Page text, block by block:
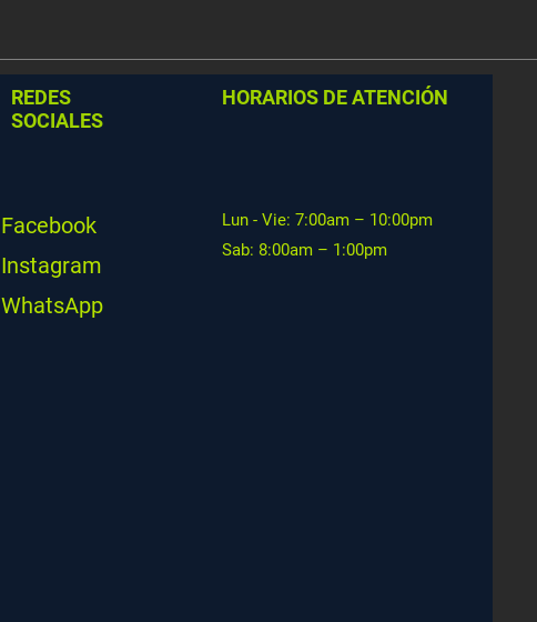
REDES
SOCIALES
HORARIOS DE ATENCIÓN
Facebook
Instagram
WhatsApp
Lun - Vie: 7:00am – 10:00pm
Sab: 8:00am – 1:00pm